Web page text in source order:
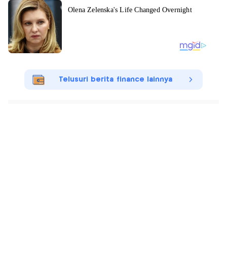
Telusuri berita finance lainnya